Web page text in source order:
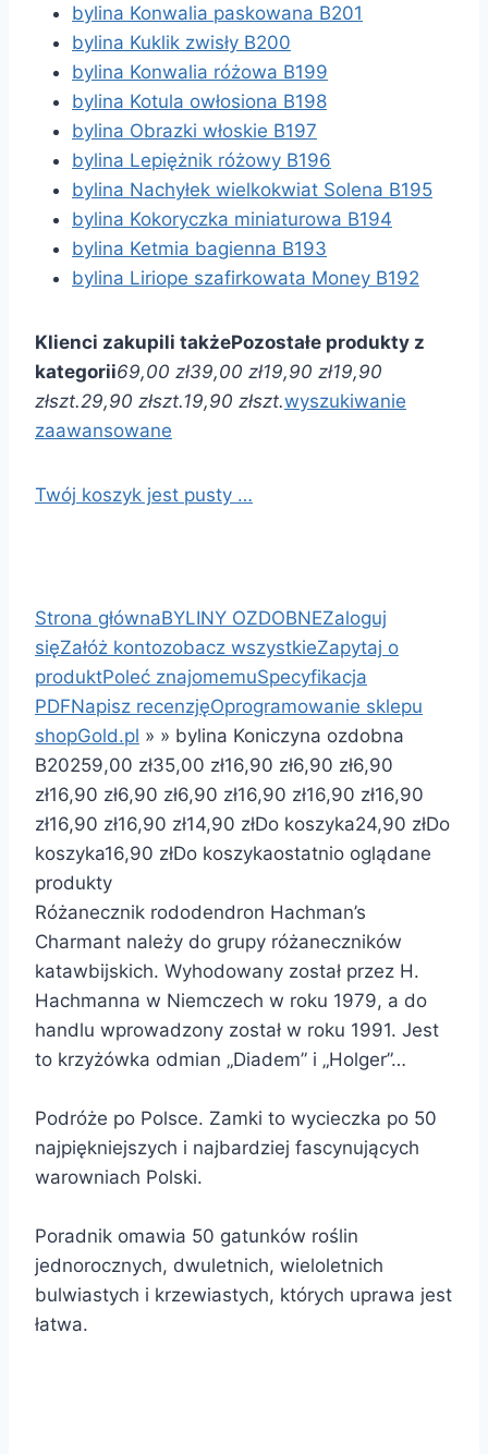
bylina Konwalia paskowana B201
bylina Kuklik zwisły B200
bylina Konwalia różowa B199
bylina Kotula owłosiona B198
bylina Obrazki włoskie B197
bylina Lepiężnik różowy B196
bylina Nachyłek wielkokwiat Solena B195
bylina Kokoryczka miniaturowa B194
bylina Ketmia bagienna B193
bylina Liriope szafirkowata Money B192
Klienci zakupili takżePozostałe produkty z
kategorii69,00 zł39,00 zł19,90 zł19,90
złszt.29,90 złszt.19,90 złszt.wyszukiwanie
zaawansowane
Twój koszyk jest pusty …
Strona głównaBYLINY OZDOBNEZaloguj
sięZałóż kontozobacz wszystkieZapytaj o
produktPoleć znajomemuSpecyfikacja
PDFNapisz recenzjęOprogramowanie sklepu
shopGold.pl » » bylina Koniczyna ozdobna
B20259,00 zł35,00 zł16,90 zł6,90 zł6,90
zł16,90 zł6,90 zł6,90 zł16,90 zł16,90 zł16,90
zł16,90 zł16,90 zł14,90 złDo koszyka24,90 złDo
koszyka16,90 złDo koszykaostatnio oglądane
produkty
Różanecznik rododendron Hachman’s
Charmant należy do grupy różaneczników
katawbijskich. Wyhodowany został przez H.
Hachmanna w Niemczech w roku 1979, a do
handlu wprowadzony został w roku 1991. Jest
to krzyżówka odmian „Diadem” i „Holger”…
Podróże po Polsce. Zamki to wycieczka po 50
najpiękniejszych i najbardziej fascynujących
warowniach Polski.
Poradnik omawia 50 gatunków roślin
jednorocznych, dwuletnich, wieloletnich
bulwiastych i krzewiastych, których uprawa jest
łatwa.